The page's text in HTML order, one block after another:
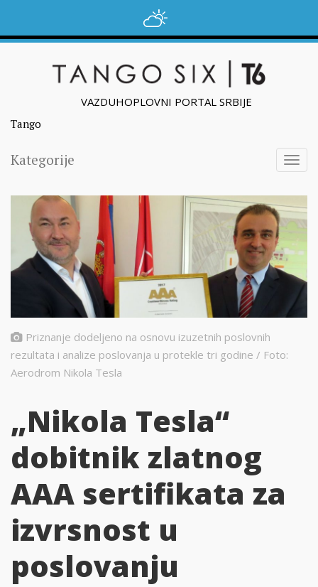
VAZDUHOPLOVNI PORTAL SRBIJE
Tango
Kategorije
Priznanje dodeljeno na osnovu izuzetnih poslovnih
rezultata i analize poslovanja u protekle tri godine / Foto:
Aerodrom Nikola Tesla
„Nikola Tesla“
dobitnik zlatnog
AAA sertifikata za
izvrsnost u
poslovanju